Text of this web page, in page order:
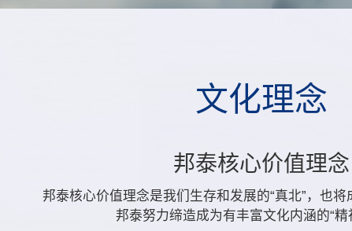
文化理念
邦泰核心价值理念
邦泰核心价值理念是我们生存和发展的“真北”，也将
邦泰努力缔造成为有丰富文化内涵的“精